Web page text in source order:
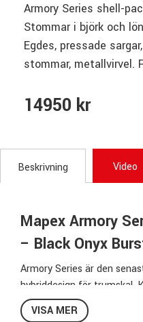
Armory Series shell-
Stommar i björk och
Egdes, pressade
stommar, metallvirvel.
14950 kr
Beskrivning Video
Mapex Armory
– Black Onyx
Armory Series är den
hybriddesign för trumskal.
ger ett kraftfullt, fokuserat
innovativa SONIClear™
VISA MER